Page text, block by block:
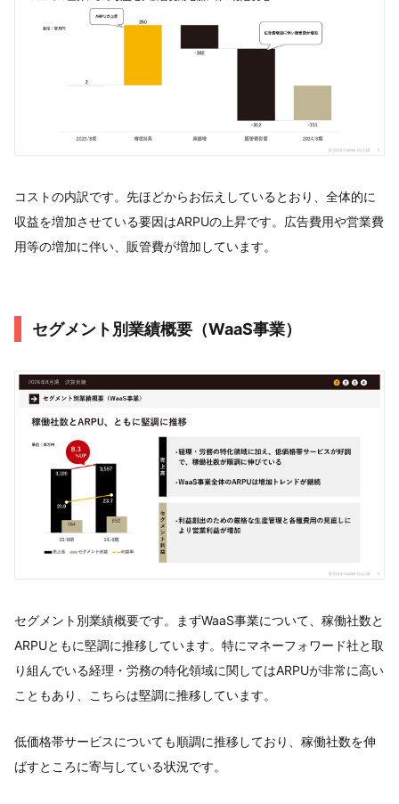
コストの内訳です。先ほどからお伝えしているとおり、全体的に
収益を増加させている要因はARPUの上昇です。広告費用や営業費
用等の増加に伴い、販管費が増加しています。
セグメント別業績概要（WaaS事業）
セグメント別業績概要です。まずWaaS事業について、稼働社数と
ARPUともに堅調に推移しています。特にマネーフォワード社と取
り組んでいる経理・労務の特化領域に関してはARPUが非常に高い
こともあり、こちらは堅調に推移しています。
低価格帯サービスについても順調に推移しており、稼働社数を伸
ばすところに寄与している状況です。